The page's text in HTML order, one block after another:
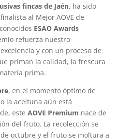
fincas de Jaén, ha sido
al Mejor AOVE de
ESAO Awards
refuerza nuestro
y con un proceso de
priman la calidad, la frescura
prima.
, en el momento óptimo de
la aceituna aún está
este AOVE Premium nace de
del fruto. La recolección se
octubre y el fruto se moltura a